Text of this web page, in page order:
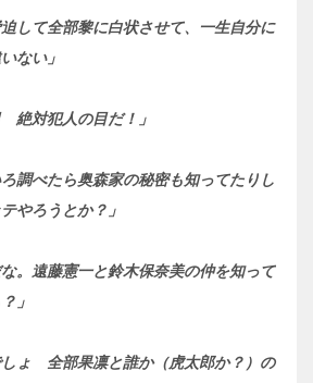
迫して全部黎に白状させて、一生自分に
ない」
絶対犯人の目だ！」
ろ調べたら奥森家の秘密も知ってたりし
やろうとか？」
な。遠藤憲一と鈴木保奈美の仲を知って
」
ょ 全部果凛と誰か（虎太郎か？）の